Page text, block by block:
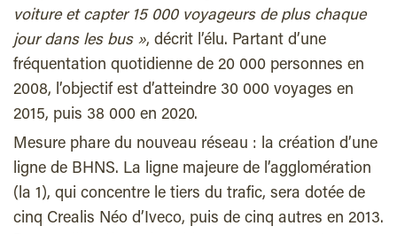
voiture et capter 15 000 voyageurs de plus chaque
jour dans les bus », décrit l’élu. Partant d’une
fréquentation quotidienne de 20 000 personnes en
2008, l’objectif est d’atteindre 30 000 voyages en
2015, puis 38 000 en 2020.
Mesure phare du nouveau réseau : la création d’une
ligne de BHNS. La ligne majeure de l’agglomération
(la 1), qui concentre le tiers du trafic, sera dotée de
cinq Crealis Néo d’Iveco, puis de cinq autres en 2013.